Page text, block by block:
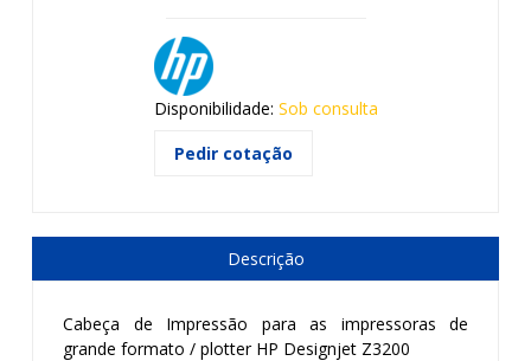
Disponibilidade: Sob consulta
Pedir cotação
Descrição
Cabeça de Impressão para as impressoras de
grande formato / plotter HP Designjet Z3200